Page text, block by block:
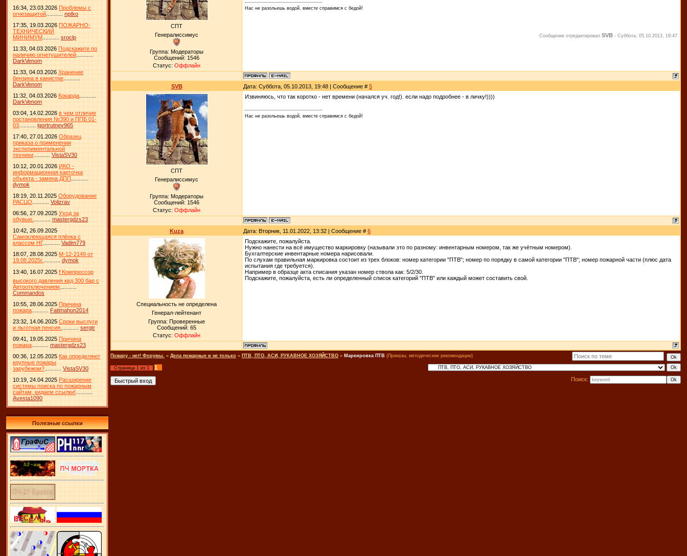
16:34, 23.03.2026 Проблемы с
огнезащитой
nptko
17:35, 19.03.2026 ПОЖАРНО-
ТЕХНИЧЕСКИЙ
МИНИМУМ
sroclp
11:33, 04.03.2026 Подскажите по
наличию огнетушителей
DarkVenom
11:33, 04.03.2026 Хранение
бензина в канистре
DarkVenom
11:32, 04.03.2026 Кокарда
DarkVenom
03:04, 14.02.2026 в чем отличие
постановления №390 и ППБ 01-
03
igortrutnev965
17:40, 27.01.2026 Образец
приказа о применении
экспериментальной
техники
VistaSV30
10:12, 20.01.2026 ИКО -
информационная карточка
объекта - замена ДПП
dymok
18:19, 20.11.2025 Оборудование
РАСЦО
Volizrav
06:56, 27.09.2025 Уход за
обувью.
mastergdzs23
10:42, 26.09.2025
Самоклеющаяся плёнка с
классом НГ...........
Vadim779
18:07, 28.08.2025 М-12-2149 от
19.08.2025г.
dymok
13:40, 16.07.2025 ❗ Компрессор
высокого давления квд 300 бар с
Автоотключением
Commandos
10:55, 28.06.2025 Причина
пожара
Fatimahon2014
23:32, 14.06.2025 Сроки выслуги
и льготная пенсия.
sergtr
09:41, 19.05.2025 Причина
пожара
mastergdzs23
00:36, 12.05.2025 Как определяют
крупные пожары
зарубежом?
VistaSV30
10:19, 24.04.2025 Расширение
системы поиска по пожарным
сайтам, кидаем ссылки!
Avesta1090
Полезные ссылки
СПТ
Генералиссимус
Группа: Модераторы
Сообщений: 1546
Статус: Оффлайн
Нас не разольешь водой, вместе справимся с бедой!
Сообщение отредактировал SVB - Суббота, 05.10.2013, 19:47
SVB Дата: Суббота, 05.10.2013, 19:48 | Сообщение # 5
СПТ
Генералиссимус
Группа: Модераторы
Сообщений: 1546
Статус: Оффлайн
Извиняюсь, что так коротко - нет времени (начался уч. год!). если надо подробнее - в личку!))))
Нас не разольешь водой, вместе справимся с бедой!
Kuza Дата: Вторник, 11.01.2022, 13:32 | Сообщение # 6
Специальность не определена
Генерал-лейтенант
Группа: Проверенные
Сообщений: 65
Статус: Оффлайн
Подскажите, пожалуйста.
Нужно нанести на всё имущество маркировку (называли это по разному: инвентарным номером, так же учётным номером).
Бухгалтерские инвентарные номера нарисовали.
По слухам правильная маркировка состоит из трех блоков: номер категории "ПТВ"; номер по порядку в самой категории "ПТВ"; номер пожарной части (плюс дата
испытания где требуется).
Например в образце акта списания указан номер ствола как: 5/2/30.
Подскажите, пожалуйста, есть ли определенный список категорий "ПТВ" или каждый может составить свой.
Пожару - нет! Форумы. » Дела пожарные и не только » ПТВ, ПТО, АСИ, РУКАВНОЕ ХОЗЯЙСТВО » Маркировка ПТВ (Приказы, методические рекомендации)
Страница 1 из 1
1
Поиск: